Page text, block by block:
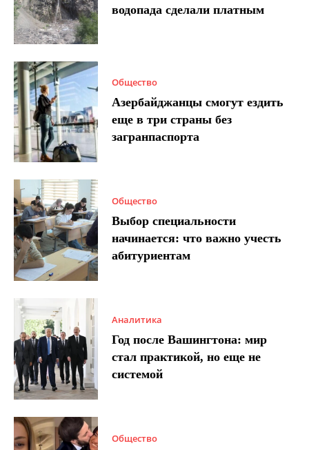
водопада сделали платным
Общество
Азербайджанцы смогут ездить
еще в три страны без
загранпаспорта
Общество
Выбор специальности
начинается: что важно учесть
абитуриентам
Аналитика
Год после Вашингтона: мир
стал практикой, но еще не
системой
Общество